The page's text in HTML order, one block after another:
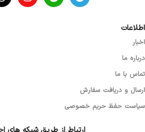
اطلاعات
اخبار
درباره ما
تماس با ما
ارسال و دریافت سفارش
سیاست حفظ حریم خصوصی